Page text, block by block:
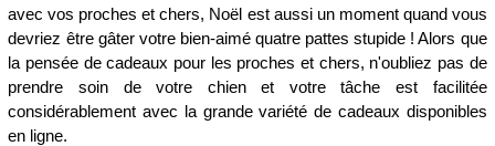
avec vos proches et chers, Noël est aussi un moment quand vous
devriez être gâter votre bien-aimé quatre pattes stupide ! Alors que
la pensée de cadeaux pour les proches et chers, n'oubliez pas de
prendre soin de votre chien et votre tâche est facilitée
considérablement avec la grande variété de cadeaux disponibles
en ligne.